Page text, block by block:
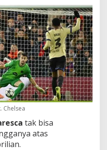
Chelsea
tak bisa
atas